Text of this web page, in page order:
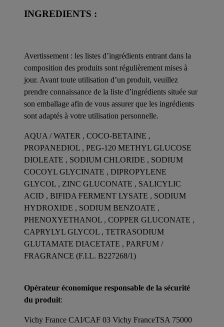
INGREDIENTS :
Avertissement : les listes d’ingrédients entrant dans la
composition des produits sont régulièrement mises à
jour. Avant toute utilisation d’un produit, veuillez
prendre connaissance de la liste d’ingrédients située sur
son emballage afin de vous assurer que les ingrédients
sont adaptés à votre utilisation personnelle.
AQUA / WATER , COCO-BETAINE ,
PROPANEDIOL , PEG-120 METHYL GLUCOSE
DIOLEATE , SODIUM CHLORIDE , SODIUM
COCOYL GLYCINATE , DIPROPYLENE
GLYCOL , ZINC GLUCONATE , SALICYLIC
ACID , BIFIDA FERMENT LYSATE , SODIUM
HYDROXIDE , SODIUM BENZOATE ,
PHENOXYETHANOL , COPPER GLUCONATE ,
CAPRYLYL GLYCOL , TETRASODIUM
GLUTAMATE DIACETATE , PARFUM /
FRAGRANCE (F.I.L. B227268/1)
Opérateur économique responsable de la sécurité
du produit:
Vichy France CAI/CAF 03 Vichy FranceTSA 75000